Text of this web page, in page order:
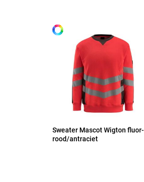
Alle maten
Sweater Mascot Wigton fluor-
rood/antraciet